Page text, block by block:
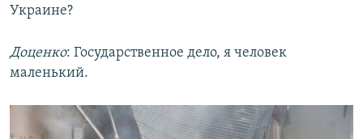
Украине?
Доценко: Государственное дело, я человек
маленький.